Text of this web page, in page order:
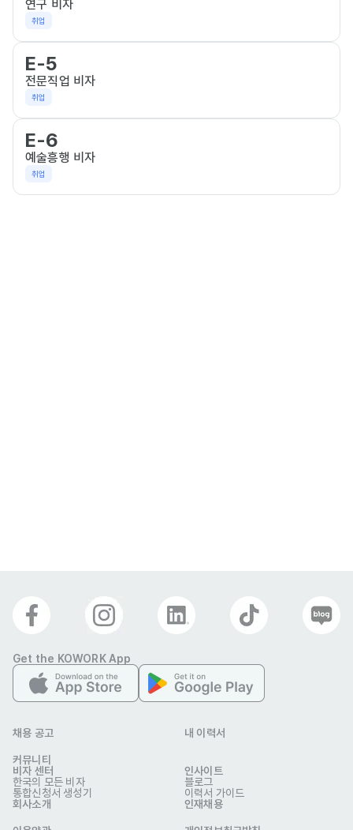
연구 비자
취업
E-5
전문직업 비자
취업
E-6
예술흥행 비자
취업
Get the KOWORK App
채용 공고 내 이력서
커뮤니티
비자 센터
한국의 모든 비자
통합신청서 생성기
인사이트
블로그
이력서 가이드
회사소개
인재채용